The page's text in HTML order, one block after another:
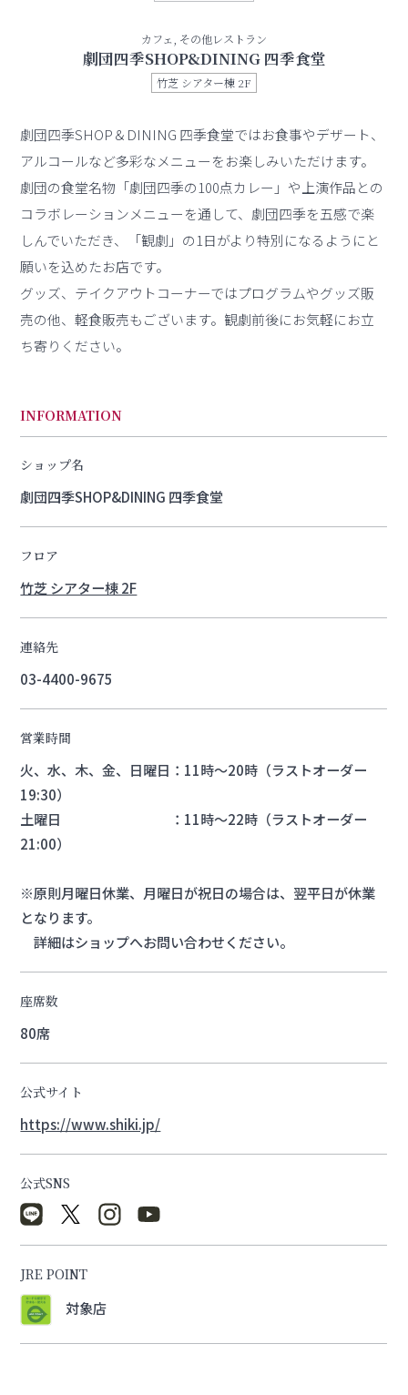
カフェ, その他レストラン
劇団四季SHOP&DINING 四季食堂
竹芝 シアター棟 2F
劇団四季SHOP＆DINING 四季食堂ではお食事やデザート、
アルコールなど多彩なメニューをお楽しみいただけます。
劇団の食堂名物「劇団四季の100点カレー」や上演作品との
コラボレーションメニューを通して、劇団四季を五感で楽
しんでいただき、「観劇」の1日がより特別になるようにと
願いを込めたお店です。
グッズ、テイクアウトコーナーではプログラムやグッズ販
売の他、軽食販売もございます。観劇前後にお気軽にお立
ち寄りください。
INFORMATION
ショップ名
劇団四季SHOP&DINING 四季食堂
フロア
竹芝 シアター棟 2F
連絡先
03-4400-9675
営業時間
火、水、木、金、日曜日：11時～20時（ラストオーダー
19:30）
土曜日 ：11時～22時（ラストオーダー
21:00）
※原則月曜日休業、月曜日が祝日の場合は、翌平日が休業
となります。
詳細はショップへお問い合わせください。
座席数
80席
公式サイト
https://www.shiki.jp/
公式SNS
JRE POINT
対象店